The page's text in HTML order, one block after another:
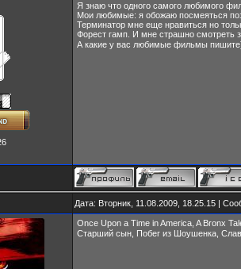
Я знаю что одного самого любимого
Мои любимые: я обожаю посмеяться
Терминатор мне еще нравиться но
Форест гамп. И мне страшно смотреть
А какие у вас любимые фильмы
Дата: Вторник, 11.08.2009, 18.25.15 |
Once Upon a Time in America, A Bronx
Старший сын, Побег из Шоушенка,